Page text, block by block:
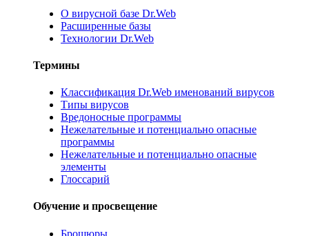
О вирусной базе Dr.Web
Расширенные базы
Технологии Dr.Web
Термины
Классификация Dr.Web именований вирусов
Типы вирусов
Вредоносные программы
Нежелательные и потенциально опасные
программы
Нежелательные и потенциально опасные
элементы
Глоссарий
Обучение и просвещение
Брошюры